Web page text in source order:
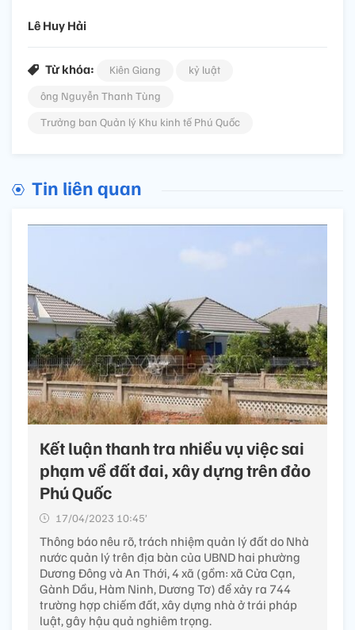
Lê Huy Hải
Từ khóa: Kiên Giang
kỷ luật
ông Nguyễn Thanh Tùng
Trưởng ban Quản lý Khu kinh tế Phú Quốc
Tin liên quan
Kết luận thanh tra nhiều vụ việc sai
phạm về đất đai, xây dựng trên đảo
Phú Quốc
17/04/2023 10:45’
Thông báo nêu rõ, trách nhiệm quản lý đất do Nhà
nước quản lý trên địa bàn của UBND hai phường
Dương Đông và An Thới, 4 xã (gồm: xã Cửa Cạn,
Gành Dầu, Hàm Ninh, Dương Tơ) để xảy ra 744
trường hợp chiếm đất, xây dựng nhà ở trái pháp
luật, gây hậu quả nghiêm trọng.